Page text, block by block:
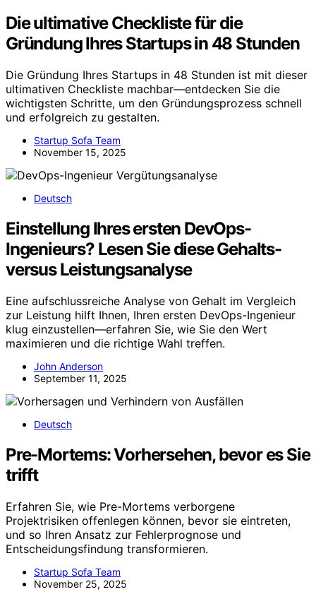
Die ultimative Checkliste für die
Gründung Ihres Startups in 48 Stunden
Die Gründung Ihres Startups in 48 Stunden ist mit dieser
ultimativen Checkliste machbar—entdecken Sie die
wichtigsten Schritte, um den Gründungsprozess schnell
und erfolgreich zu gestalten.
Startup Sofa Team
November 15, 2025
Deutsch
Einstellung Ihres ersten DevOps-
Ingenieurs? Lesen Sie diese Gehalts-
versus Leistungsanalyse
Eine aufschlussreiche Analyse von Gehalt im Vergleich
zur Leistung hilft Ihnen, Ihren ersten DevOps-Ingenieur
klug einzustellen—erfahren Sie, wie Sie den Wert
maximieren und die richtige Wahl treffen.
John Anderson
September 11, 2025
Deutsch
Pre-Mortems: Vorhersehen, bevor es Sie
trifft
Erfahren Sie, wie Pre-Mortems verborgene
Projektrisiken offenlegen können, bevor sie eintreten,
und so Ihren Ansatz zur Fehlerprognose und
Entscheidungsfindung transformieren.
Startup Sofa Team
November 25, 2025